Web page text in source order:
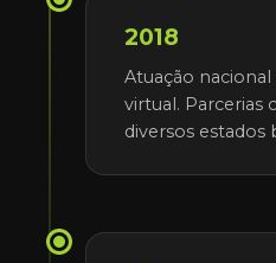
2018
Atuação
virtual. Parcerias
diversos estados